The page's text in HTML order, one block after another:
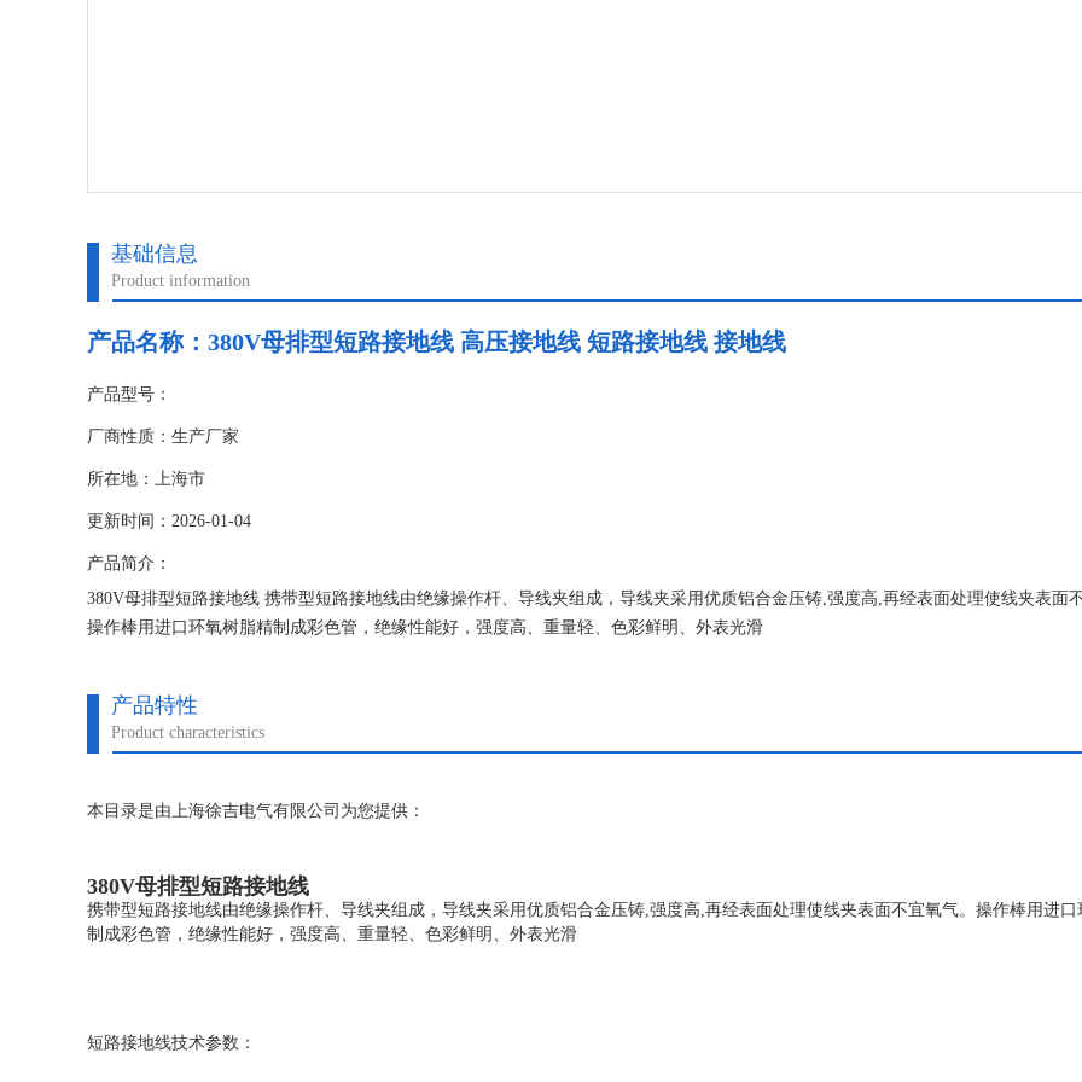
基础信息
Product information
产品名称： 380V母排型短路接地线 高压接地线 短路接地线 接地线
产品型号：
厂商性质：生产厂家
所在地：上海市
更新时间：2026-01-04
产品简介：
380V母排型短路接地线 携带型短路接地线由绝缘操作杆、导线夹组成，导线夹采用优质铝合金压铸,强度高,再经表面处理使线夹表面不
操作棒用进口环氧树脂精制成彩色管，绝缘性能好，强度高、重量轻、色彩鲜明、外表光滑
产品特性
Product characteristics
本目录是由上海徐吉电气有限公司为您提供：
380V母排型短路接地线
携带型短路接地线由绝缘操作杆、导线夹组成，导线夹采用优质铝合金压铸,强度高,再经表面处理使线夹表面不宜氧气。操作棒用进口
制成彩色管，绝缘性能好，强度高、重量轻、色彩鲜明、外表光滑
短路接地线技术参数：